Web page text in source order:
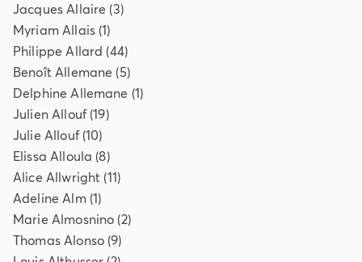
Jacques Allaire (3)
Myriam Allais(1)
Philippe Allard (44)
Benoît Allemane (5)
Delphine Allemane (1)
Julien Allouf(19)
Julie Allouf(10)
Elissa Alloula (8)
Alice Allwright (11)
Adeline Alm(1)
Marie Almosnino (2)
Thomas Alonso(9)